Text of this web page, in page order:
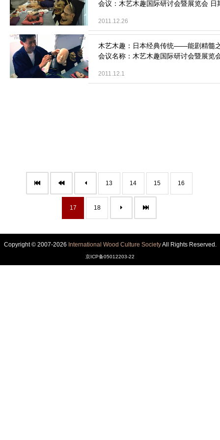
会议：木艺木趣国际研讨会暨展览会
2011.12.26
会议名称：木艺木趣国际研讨会暨展
2011.12.1
13 14 15 16
17 18
Copyright © 2007-2026 International Wood Culture SocietyAll Rights Reserved.
京ICP备05012203-22